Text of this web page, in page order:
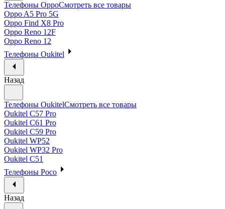
Телефоны OppoСмотреть все товары
Oppo A5 Pro 5G
Oppo Find X8 Pro
Oppo Reno 12F
Oppo Reno 12
Телефоны Oukitel
Назад
Телефоны OukitelСмотреть все товары
Oukitel C57 Pro
Oukitel C61 Pro
Oukitel C59 Pro
Oukitel WP52
Oukitel WP32 Pro
Oukitel C51
Телефоны Poco
Назад